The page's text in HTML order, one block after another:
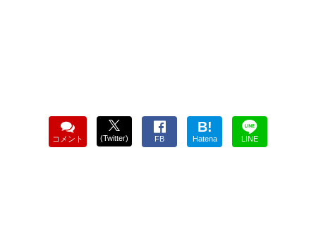
コメント (Twitter) FB
B!
Hatena LINE